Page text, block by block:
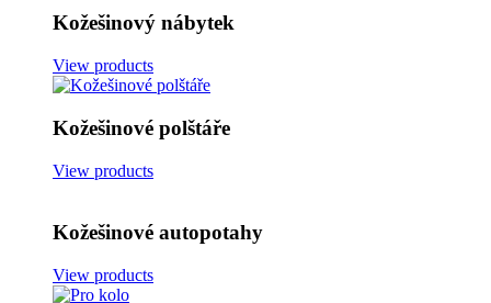
Kožešinový nábytek
View products
Kožešinové polštáře
View products
Kožešinové autopotahy
View products